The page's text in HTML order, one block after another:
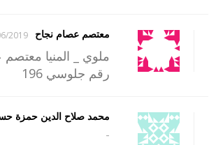
معتصم عصام نجاح 08:23
ملوي _ المنيا
رقم جلوسي 196
محمد صلاح الدين حمزة
-